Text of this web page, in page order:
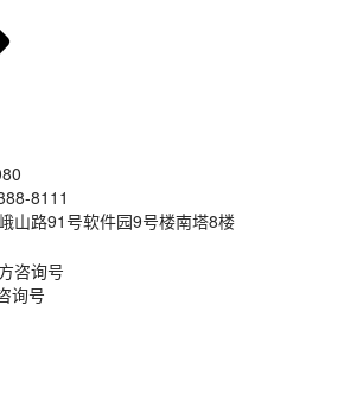
8111
山路91号软件园9号楼南塔8楼
询号